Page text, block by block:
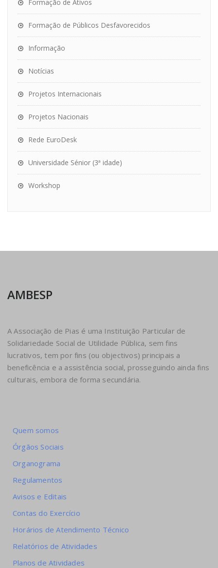
Formação de Ativos
Formação de Públicos Desfavorecidos
Informação
Notícias
Projetos Internacionais
Projetos Nacionais
Rede EuroDesk
Universidade Sénior (3ª idade)
Workshop
AMBESP
A Associação de Pias é uma Instituição Particular de
Solidariedade Social de Utilidade Pública, sem fins
lucrativos, tem por fins (ou objectivos) principais a
beneficência e a assistência social, prosseguindo ainda fins
culturais, embora de forma secundária.
Quem somos
Órgãos Sociais
Organograma
Regulamentos
Avisos e Editais
Contas do Exercício
Horários de Atendimento Técnico
Relatórios de Atividades
Planos de Atividades